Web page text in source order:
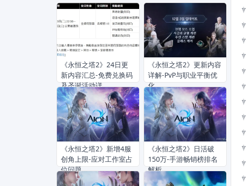
《永恒之塔2》24日更
新内容汇总-免费兑换码
及圣诞活动详
《永恒之塔2》更新内容
详解-PvP与职业平衡优
化
《永恒之塔2》新增4服
创角上限-应对工作室占
位问题
《永恒之塔2》日活破
150万-手游畅销榜排名
解析